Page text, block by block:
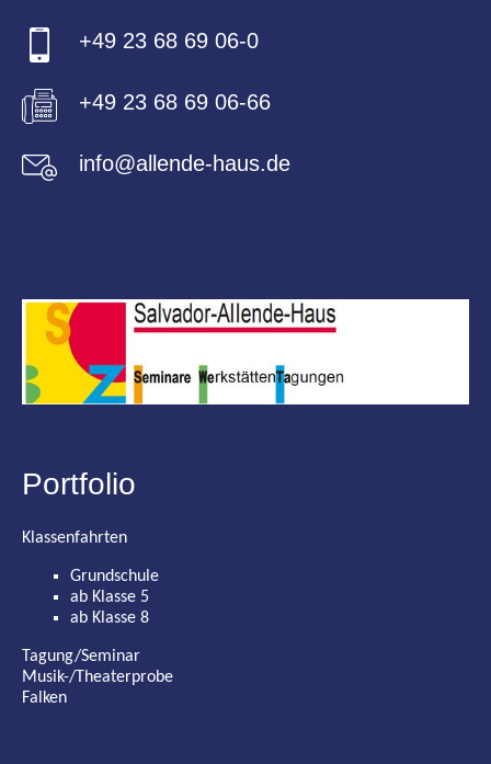
+49 23 68 69 06-0
+49 23 68 69 06-66
info@allende-haus.de
Portfolio
Klassenfahrten
Grundschule
ab Klasse 5
ab Klasse 8
Tagung/Seminar
Musik-/Theaterprobe
Falken